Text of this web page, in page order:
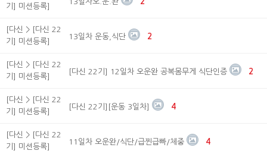
기] 미션등록]
[다신 > [다신 22
기] 미션등록]
13일차 운동,식단 2
[다신 > [다신 22
기] 미션등록]
[다신 22기] 12일차 오운완 공복몸무게 식단인증 2
[다신 > [다신 22
기] 미션등록]
[다신 22기][운동 3일차] 4
[다신 > [다신 22
기] 미션등록]
11일차 오운완/식단/급찐급빠/체중 4